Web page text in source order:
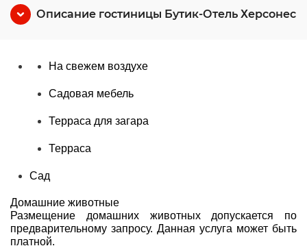
Описание гостиницы Бутик-Отель Херсонес
На свежем воздухе
Садовая мебель
Терраса для загара
Терраса
Сад
Домашние животные
Размещение домашних животных допускается по
предварительному запросу. Данная услуга может быть
платной.